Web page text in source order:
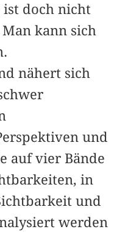
doch nicht
kann sich
nähert sich
und
auf vier Bände
in
und
werden